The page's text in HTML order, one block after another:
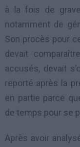
à la fois de
notamment de
Son procès pour
devait
accusés, devait
reporté après la
en partie parce
de temps pour se
Après avoir